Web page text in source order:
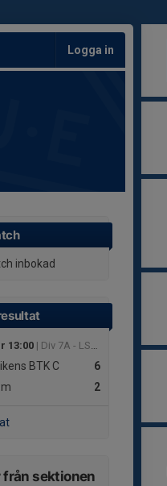
Logga in
inbokad
13:00 | Div 7A - LS27205
6
BTK C
2
från sektionen